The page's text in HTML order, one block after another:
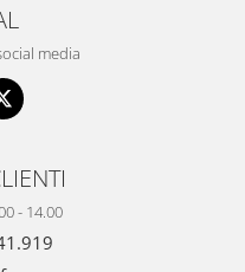
media
- 14.00